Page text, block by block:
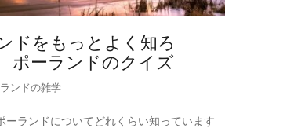
ドをもっとよく知ろ
ポーランドのクイズ
ンドの雑学
ーランドについてどれくらい知っています